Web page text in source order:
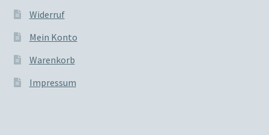
Widerruf
Mein Konto
Warenkorb
Impressum